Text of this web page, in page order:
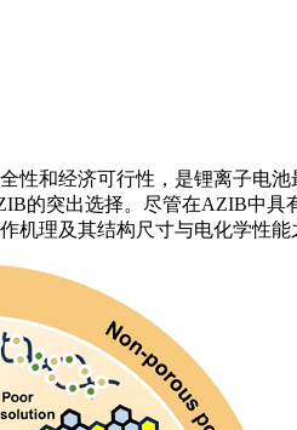
性和经济可行性，是锂离子电
的突出选择。尽管在AZIB中
机理及其结构尺寸与电化学性能